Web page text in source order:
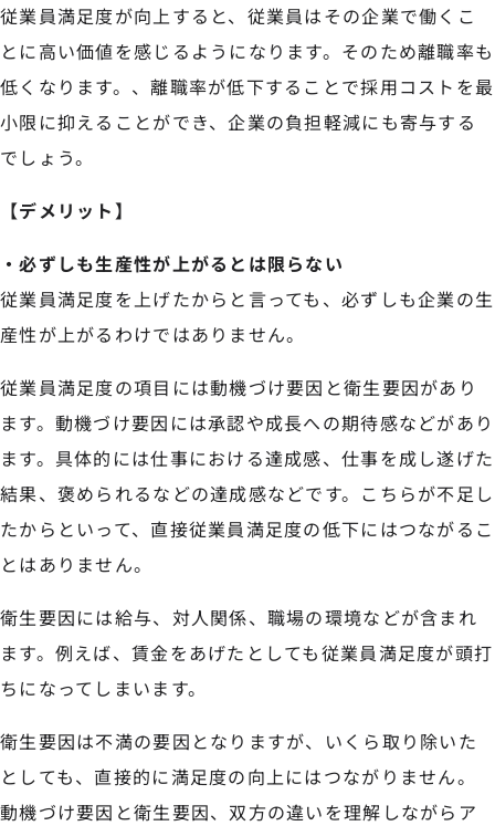
従業員満足度が向上すると、従業員はその企業で働くこ
とに高い価値を感じるようになります。そのため離職率も
低くなります。、離職率が低下することで採用コストを最
小限に抑えることができ、企業の負担軽減にも寄与する
でしょう。
【デメリット】
・必ずしも生産性が上がるとは限らない
従業員満足度を上げたからと言っても、必ずしも企業の生
産性が上がるわけではありません。
従業員満足度の項目には動機づけ要因と衛生要因があり
ます。動機づけ要因には承認や成長への期待感などがあり
ます。具体的には仕事における達成感、仕事を成し遂げた
結果、褒められるなどの達成感などです。こちらが不足し
たからといって、直接従業員満足度の低下にはつながるこ
とはありません。
衛生要因には給与、対人関係、職場の環境などが含まれ
ます。例えば、賃金をあげたとしても従業員満足度が頭打
ちになってしまいます。
衛生要因は不満の要因となりますが、いくら取り除いた
としても、直接的に満足度の向上にはつながりません。
動機づけ要因と衛生要因、双方の違いを理解しながらア